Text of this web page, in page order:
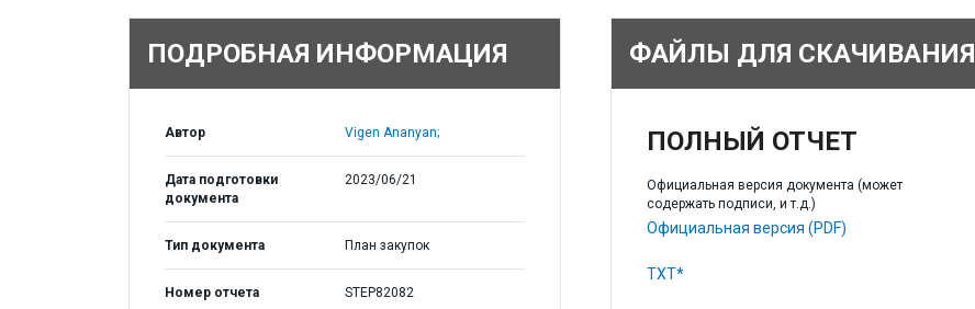
ПОДРОБНАЯ ИНФОРМАЦИЯ
Автор Vigen Ananyan;
Дата подготовки
документа
2023/06/21
Тип документа План закупок
Номер отчета STEP82082
ФАЙЛЫ ДЛЯ СКАЧИВАНИЯ
ПОЛНЫЙ ОТЧЕТ
Официальная версия документа (может
содержать подписи, и т.д.)
Официальная версия (PDF)
TXT*